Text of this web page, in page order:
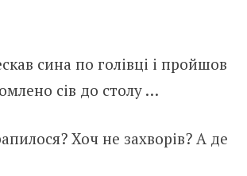
сина по голівці і пройшов
сів до столу …
Хоч не зaxворів? А де